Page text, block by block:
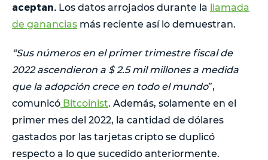
aceptan. Los datos arrojados durante la llamada
de ganancias más reciente así lo demuestran.
“Sus números en el primer trimestre fiscal de
2022 ascendieron a $ 2.5 mil millones a medida
que la adopción crece en todo el mundo”,
comunicó Bitcoinist. Además, solamente en el
primer mes del 2022, la cantidad de dólares
gastados por las tarjetas cripto se duplicó
respecto a lo que sucedido anteriormente.